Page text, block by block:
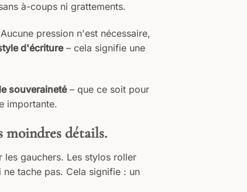
à-coups ni grattements.​
pression n'est nécessaire,
d'écriture– cela signifie une
souveraineté– que ce soit pour
importante.​
moindres détails.
les gauchers. Les stylos roller
tache pas. Cela signifie : un